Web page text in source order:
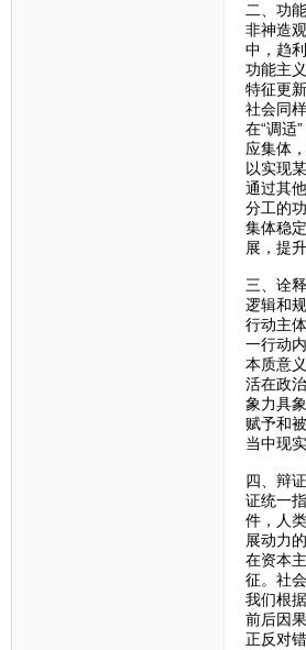
二、功
非神造
中，趋
功能主
特征更
社会同
在“调适
应集体
以实现
通过其
分工的
集体稳
展，提
三、诠
逻辑和
行动主
一行动
本质意
活在政
象力具
赋予和
当中现
四、辩
证统一
件，人
展动力
在资本
征。社
我们根
前后因
正反对